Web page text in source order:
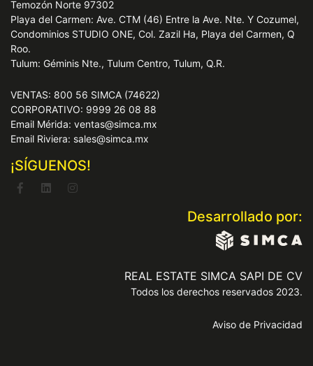
Temozón Norte 97302
Playa del Carmen: Ave. CTM (46) Entre la Ave. Nte. Y Cozumel,
Condominios STUDIO ONE, Col. Zazil Ha, Playa del Carmen, Q
Roo.
Tulum: Géminis Nte., Tulum Centro, Tulum, Q.R.
VENTAS: 800 56 SIMCA (74622)
CORPORATIVO: 9999 26 08 88
Email Mérida: ventas@simca.mx
Email Riviera: sales@simca.mx
¡SÍGUENOS!
Desarrollado por:
REAL ESTATE SIMCA SAPI DE CV
Todos los derechos reservados 2023.
Aviso de Privacidad